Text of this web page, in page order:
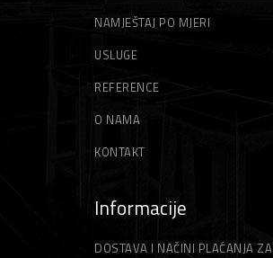
NAMJEŠTAJ PO MJERI
USLUGE
REFERENCE
O NAMA
KONTAKT
Informacije
DOSTAVA I NAČINI PLAĆANJA ZA